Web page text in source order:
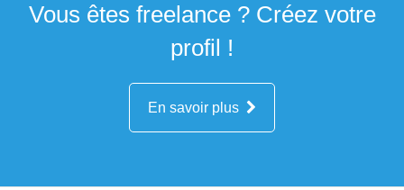
Vous êtes freelance ? Créez votre
profil !
En savoir plus